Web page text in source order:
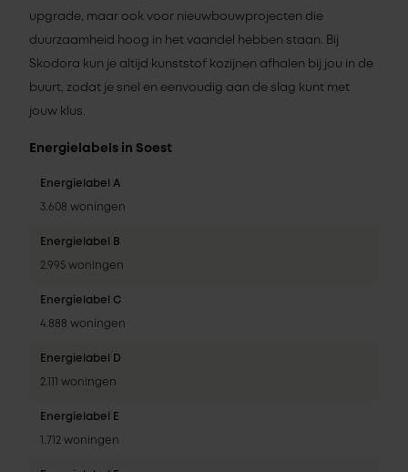
upgrade, maar ook voor nieuwbouwprojecten die
duurzaamheid hoog in het vaandel hebben staan. Bij
Skodora kun je altijd kunststof kozijnen afhalen bij jou in de
buurt, zodat je snel en eenvoudig aan de slag kunt met
jouw klus.
Energielabels in Soest
Energielabel A
3.608 woningen
Energielabel B
2.995 woningen
Energielabel C
4.888 woningen
Energielabel D
2.111 woningen
Energielabel E
1.712 woningen